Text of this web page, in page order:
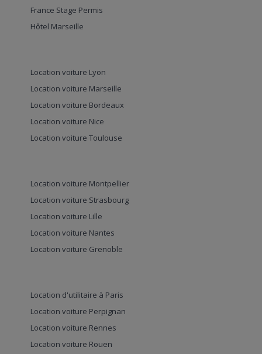
France Stage Permis
Hôtel Marseille
Location voiture Lyon
Location voiture Marseille
Location voiture Bordeaux
Location voiture Nice
Location voiture Toulouse
Location voiture Montpellier
Location voiture Strasbourg
Location voiture Lille
Location voiture Nantes
Location voiture Grenoble
Location d'utilitaire à Paris
Location voiture Perpignan
Location voiture Rennes
Location voiture Rouen